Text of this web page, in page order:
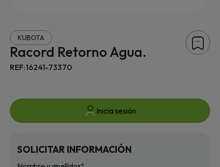
KUBOTA
Racord Retorno Agua.
REF:16241-73370
Inicia sesión
SOLICITAR INFORMACIÓN